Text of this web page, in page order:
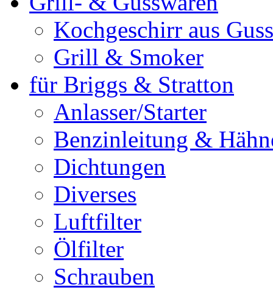
Kochgeschirr aus
Grill & Smoker
für Briggs & Stratton
Anlasser/Starter
Benzinleitung &
Dichtungen
Diverses
Luftfilter
Ölfilter
Schrauben